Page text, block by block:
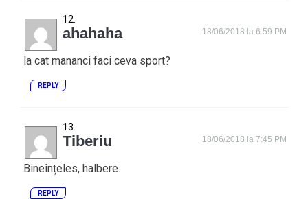
ahahaha 18/06/2018 la 6:59 PM
la cat mananci faci ceva sport?
REPLY
Tiberiu 18/06/2018 la 7:45 PM
Bineînțeles, halbere.
REPLY